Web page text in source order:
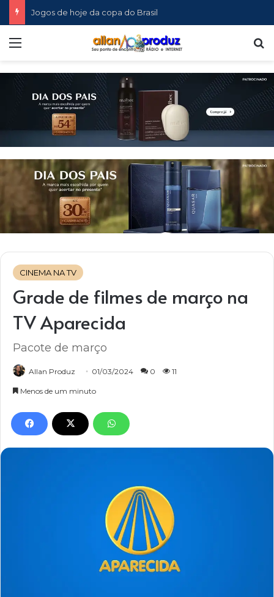
Jogos de hoje da copa do Brasil
CINEMA NA TV
Grade de filmes de março na
TV Aparecida
Pacote de março
Allan Produz 01/03/2024 0 11
Menos de um minuto